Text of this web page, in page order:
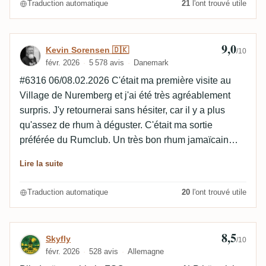
Gesamteindruck ist jedenfalls verhalten positiv.
Traduction automatique 21 l'ont trouvé utile
Avis de Kevin Sorensen 🇩🇰
Kevin Sorensen 🇩🇰
févr. 2026 5 578 avis Danemark
9,0/10
#6316 06/08.02.2026 C'était ma première visite au
Village de Nuremberg et j'ai été très agréablement
surpris. J'y retournerai sans hésiter, car il y a plus
qu'assez de rhum à déguster. C'était ma sortie
préférée du Rumclub. Un très bon rhum jamaïcain
de caramel et de chocolat. Le taux d'alcool est
Lire la suite
Traduction automatique 20 l'ont trouvé utile
Avis de Skyfly
Skyfly
févr. 2026 528 avis Allemagne
8,5/10